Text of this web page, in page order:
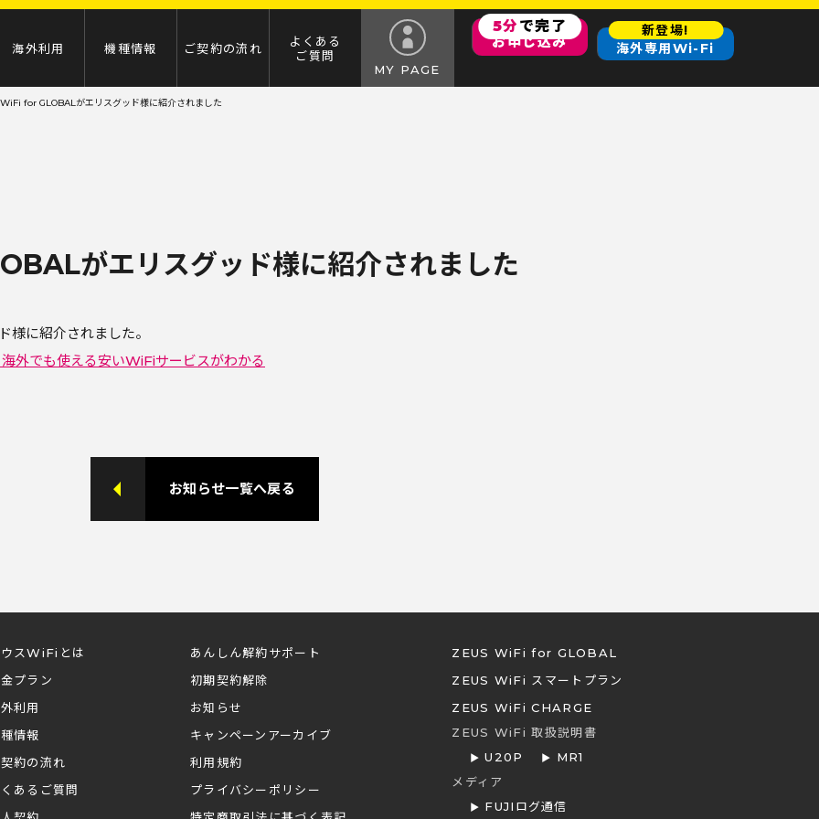
海外利用 機種情報 ご契約の流れ
よくある
ご質問
MY PAGE
お申し込み
5分で完了
海外専用Wi-Fi
新登場!
for GLOBALがエリスグッド様に紹介されました
がエリスグッド様に紹介されました
様に紹介されました。
外でも使える安いWiFiサービスがわかる
お知らせ一覧へ戻る
スWiFiとは
プラン
利用
情報
約の流れ
あるご質問
あんしん解約サポート
初期契約解除
お知らせ
キャンペーンアーカイブ
利用規約
プライバシーポリシー
ZEUS WiFi for GLOBAL
ZEUS WiFi スマートプラン
ZEUS WiFi CHARGE
ZEUS WiFi 取扱説明書
U20P
MR1
メディア
FUJIログ通信